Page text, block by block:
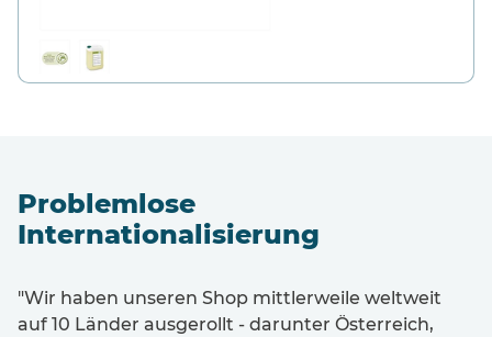
Problemlose
Internationalisierung
"Wir haben unseren Shop mittlerweile weltweit
auf 10 Länder ausgerollt - darunter Österreich,